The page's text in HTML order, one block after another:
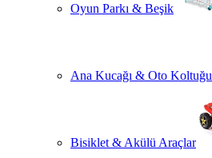
Oyun Parkı & Beşik
Ana Kucağı & Oto Koltuğu
Bisiklet & Akülü Araçlar